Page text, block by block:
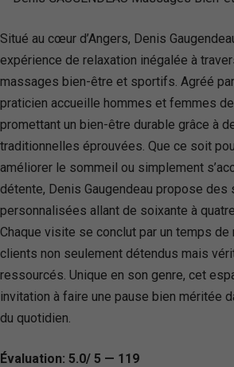
Situé au cœur d’Angers, Denis
expérience de relaxation inégalée à
massages bien-être et sportifs. Agréé
praticien accueille hommes et femmes
promettant un bien-être durable grâce à
traditionnelles éprouvées. Que ce soit
améliorer le sommeil ou simplement
détente, Denis Gaugendeau propose des
personnalisées allant de soixante à
Chaque visite se conclut par un temps
clients non seulement détendus mais
ressourcés. Unique en son genre, cet
invitation à faire une pause bien méritée
du quotidien.
Évaluation: 5.0/ 5 — 119